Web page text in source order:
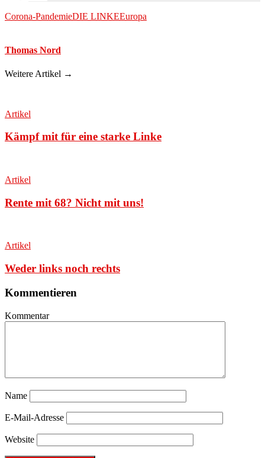
Corona-PandemieDIE LINKEEuropa
Thomas Nord
Weitere Artikel →
Artikel
Kämpf mit für eine starke Linke
Artikel
Rente mit 68? Nicht mit uns!
Artikel
Weder links noch rechts
Kommentieren
Kommentar
Name
E-Mail-Adresse
Website